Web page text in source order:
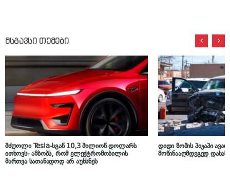
მსგავსი თემები
მძღოლი Tesla-სგან 10,3 მილიონ დოლარს
ითხოვს- ამბობს, რომ ელექტრომობილის
მართვა სათანადოდ არ აუხსნეს
დიდი ზომის პიკაპი
მოწინააღმდეგედ